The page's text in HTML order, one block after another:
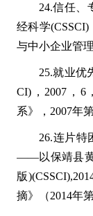
24.信任、
经科学
与中小企业管
25.就业优
CI)，2007，
系》，2007年
26.连片特
——以保靖县黄
版
摘》（2014年